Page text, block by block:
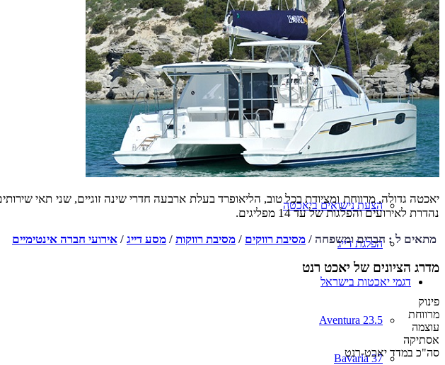
יום גיבוש על יאכטה
בת מצווה על יאכטה
שייט רומנטי
יאכטה למסיבת רווקים
יאכטה למסיבת רווקות
הצעת נישואים ביאכטה
הפלגת דייג
דגמי יאכטות בישראל
Aventura 23.5
Bavaria 37
יאכטה גדולה, מרווחת ומציודת בכל טוב, הליאופרד בעלת ארבעה חדרי שינה זוגיים, שני תאי
נהדרת לאירועים והפלגות של עד 14 מפליגים.
מתאים ל : חברים ומשפחה / מסיבת רווקים / מסיבת רווקות / מסע דייג / אירועי חברה אינטימיים
מדרג הציונים של יאכט רנט
פינוק
מרווחת
עוצמה
אסתיקה
סה"כ במדד יאכט-רנט